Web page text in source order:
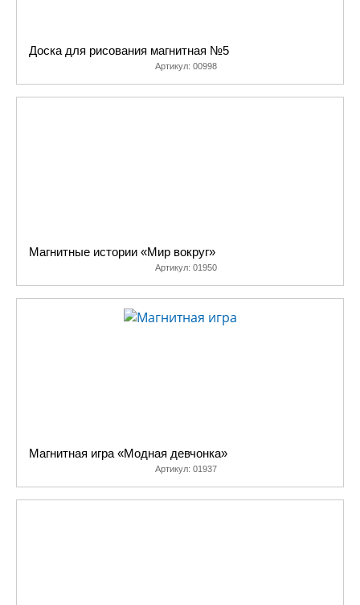
Доска для рисования магнитная №5
Артикул: 00998
Магнитные истории «Мир вокруг»
Артикул: 01950
Магнитная игра «Модная девчонка»
Артикул: 01937